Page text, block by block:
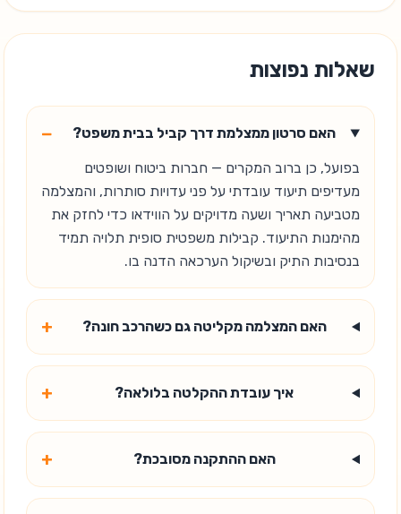
שאלות נפוצות
האם סרטון ממצלמת דרך קביל בבית משפט? −
בפועל, כן ברוב המקרים — חברות ביטוח ושופטים
מעדיפים תיעוד עובדתי על פני עדויות סותרות, והמצלמה
מטביעה תאריך ושעה מדויקים על הווידאו כדי לחזק את
מהימנות התיעוד. קבילות משפטית סופית תלויה תמיד
בנסיבות התיק ובשיקול הערכאה הדנה בו.
האם המצלמה מקליטה גם כשהרכב חונה? +
איך עובדת ההקלטה בלולאה? +
האם ההתקנה מסובכת? +